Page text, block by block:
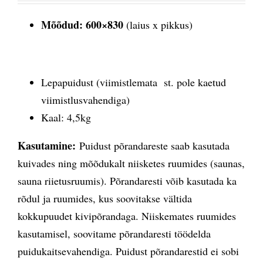
Mõõdud: 600×830 (laius x pikkus)
Lepapuidust (viimistlemata st. pole kaetud
viimistlusvahendiga)
Kaal: 4,5kg
Kasutamine: Puidust põrandareste saab kasutada
kuivades ning mõõdukalt niisketes ruumides (saunas,
sauna riietusruumis). Põrandaresti võib kasutada ka
rõdul ja ruumides, kus soovitakse vältida
kokkupuudet kivipõrandaga. Niiskemates ruumides
kasutamisel, soovitame põrandaresti töödelda
puidukaitsevahendiga. Puidust põrandarestid ei sobi